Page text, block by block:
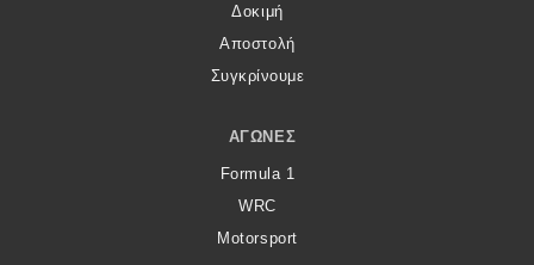
Δοκιμή
Αποστολή
Συγκρίνουμε
ΑΓΏΝΕΣ
Formula 1
WRC
Motorsport